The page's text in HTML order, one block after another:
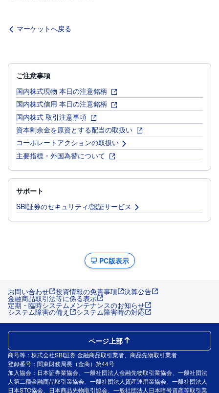
マーケットへ戻る
ご注意事項
国内株式現物 本日の注意銘柄
国内株式信用 本日の注意銘柄
国内株式 取引注意事項
資本剰余金を原資とする配当の取扱い
コーポレートアクションの取扱い
主要指標・外国為替について
サポート
SBI証券のセキュリティ/認証サービス
PC版表示
お問い合わせ 投資情報の免責事項 決算公告
金融商品取引法等に係る表示
定期・臨時システムメンテナンスのお知らせ
システム障害の備え システム障害時の対応
商号等：株式会社SBI証券 金融商品取引業者、商品先物取引業者
登録番号：関東財務局長（金商）第44号
加入協会：日本証券業協会、一般社団法人金融先物取引業協会、一般社団法
人第二種金融商品取引業協会、一般社団法人資産運用業協会、一般社団法人
日本STO協会、日本商品先物取引協会、一般社団法人日本暗号資産等取引業
ページ上部